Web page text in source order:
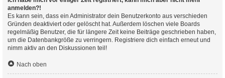
anmelden?!
Es kann sein, dass ein Administrator dein Benutzerkonto aus verschieden
Gründen deaktiviert oder gelöscht hat. Außerdem löschen viele Boards
regelmäßig Benutzer, die für längere Zeit keine Beiträge geschrieben haben,
um die Datenbankgröße zu verringern. Registriere dich einfach erneut und
nimm aktiv an den Diskussionen teil!
Nach oben